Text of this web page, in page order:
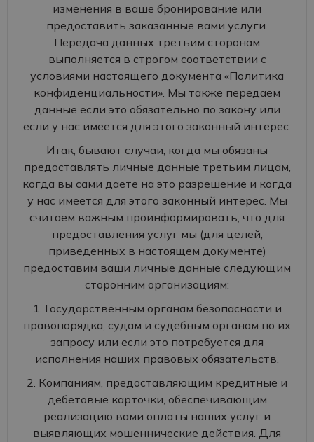
изменения в ваше бронирование или
предоставить заказанные вами услуги.
Передача данных третьим сторонам
выполняется в строгом соответствии с
условиями настоящего документа «Политика
конфиденциальности». Мы также передаем
данные если это обязательно по закону или
если у нас имеется для этого законный интерес.
Итак, бывают случаи, когда мы обязаны
предоставлять личные данные третьим лицам,
когда вы сами даете на это разрешение и когда
у нас имеется для этого законный интерес. Мы
считаем важным проинформировать, что для
предоставления услуг мы (для целей,
приведенных в настоящем документе)
предоставим ваши личные данные следующим
сторонним организациям:
1. Государственным органам безопасности и
правопорядка, судам и судебным органам по их
запросу или если это потребуется для
исполнения наших правовых обязательств.
2. Компаниям, предоставляющим кредитные и
дебетовые карточки, обеспечивающим
реализацию вами оплаты наших услуг и
выявляющих мошеннические действия. Для